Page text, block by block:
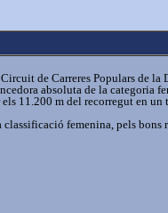
de Carreres Populars de la
absoluta de la categoria
els 11.200 m del recorregut en un
classificació femenina, pels bons